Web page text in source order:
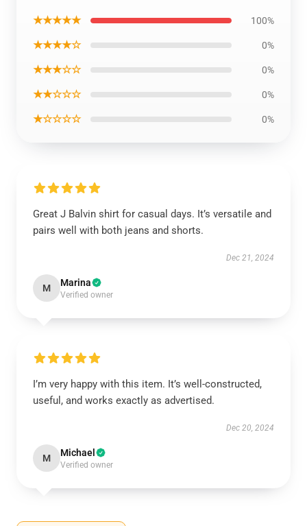
★★★★★ 100%
★★★★☆ 0%
★★★☆☆ 0%
★★☆☆☆ 0%
★☆☆☆☆ 0%
Great J Balvin shirt for casual days. It’s versatile and
pairs well with both jeans and shorts.
Dec 21, 2024
M Marina
Verified owner
I’m very happy with this item. It’s well-constructed,
useful, and works exactly as advertised.
Dec 20, 2024
M Michael
Verified owner